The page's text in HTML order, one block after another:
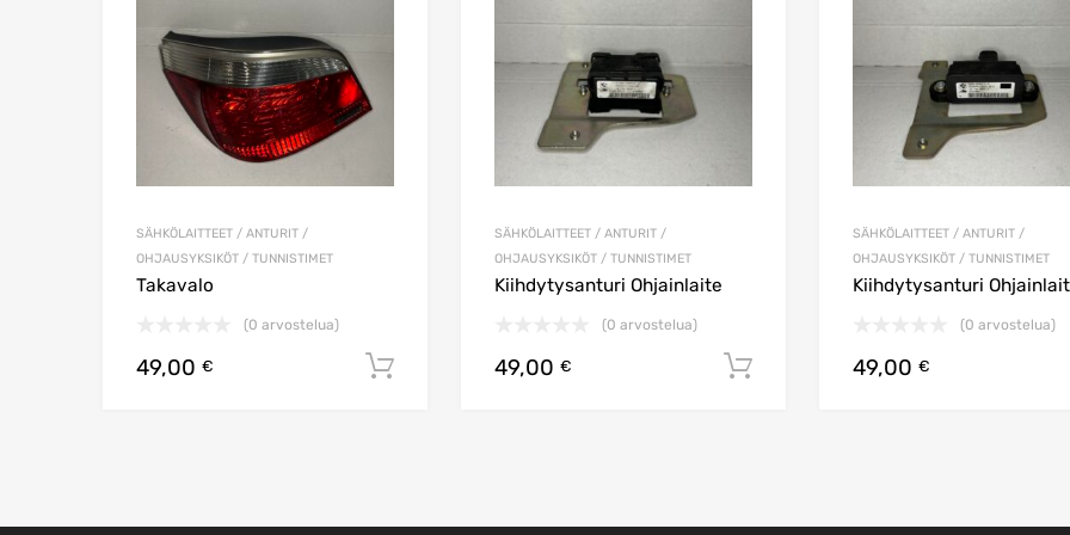
SÄHKÖLAITTEET / ANTURIT /
OHJAUSYKSIKÖT / TUNNISTIMET
Takavalo
(0 arvostelua)
49,00 € Lisää ostoskoriin
SÄHKÖLAITTEET / ANTURIT /
OHJAUSYKSIKÖT / TUNNISTIMET
Kiihdytysanturi Ohjainlaite
(0 arvostelua)
49,00 € Lisää ostoskoriin
SÄHKÖLAITTEET / ANTURIT /
OHJAUSYKSIKÖT / TUNNISTIMET
Kiihdytysanturi
(0 arvostelua)
49,00 €